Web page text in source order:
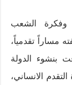
وفكرة الشعب
مساراً تقدمياً،
بنشوء الدولة
الانساني،